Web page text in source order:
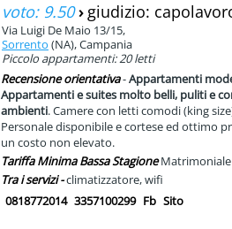
voto: 9.50› giudizio:
Via Luigi De Maio 13/15,
Sorrento (NA), Campania
Piccolo appartamenti: 20 letti
Recensione orientativa-Appartamenti
Appartamenti e suites molto belli, puliti e
ambienti. Camere con letti comodi (king
Personale disponibile e cortese ed ottimo
un costo non elevato.
Tariffa Minima Bassa StagioneMatrimoniale
Tra i servizi -climatizzatore, wifi
0818772014 3357100299 Fb Sito